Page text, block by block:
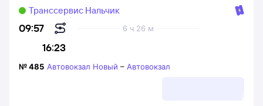
09:57
16:23
6 ч 26 м
Транссервис Нальчик
№485 Автовокзал Новый – Автовокзал